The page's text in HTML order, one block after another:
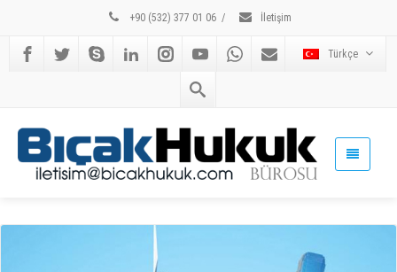
+90 (532) 377 01 06 / İletişim
Türkçe